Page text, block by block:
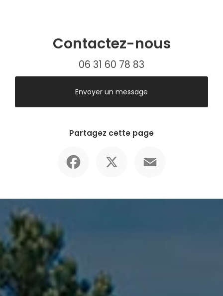
Contactez-nous
06 31 60 78 83
Envoyer un message
Partagez cette page